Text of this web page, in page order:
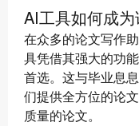
AI工具如何成
在众多的论文写作
具凭借其强大的功
首选。这与毕业息
们提供全方位的论
质量的论文。